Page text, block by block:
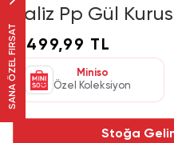
SANA ÖZEL FIRSAT
Valiz Pp Gül
1.499,99 TL
Miniso
Özel Koleksiyon
Stoğa